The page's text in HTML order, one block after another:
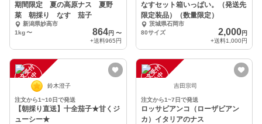
期間限定 夏の高原ナス 夏野
菜 朝採り なす 茄子
新潟県妙高市
1kg〜 864円 〜
+送料965円
なすセット箱いっぱい。（発送先
限定装品）（数量限定）
茨城県石岡市
80サイズ
2,000円
+送料1,000円
注
文
受
付
停
止
中 鈴木澄子
注文から1~10日で発送
【朝採り直送】十全茄子★甘くジ
ューシー★
注
文
受
付
停
止
中 吉田宗司
注文から1~7日で発送
ロッサビアンコ（ローザビアン
カ）イタリアのナス